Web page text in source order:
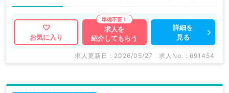
お気に入り
求人を
紹介してもらう
詳細を
見る
求人更新日 : 2026/05/27 求人No. : 691454